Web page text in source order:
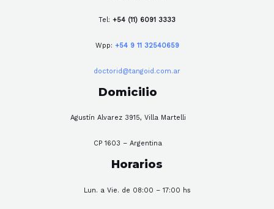
Tel: +54 (11) 6091 3333
Wpp: +54 9 11 32540659
doctorid@tangoid.com.ar
Domicilio
Agustín Alvarez 3915, Villa Martelli
CP 1603 – Argentina
Horarios
Lun. a Vie. de 08:00 – 17:00 hs